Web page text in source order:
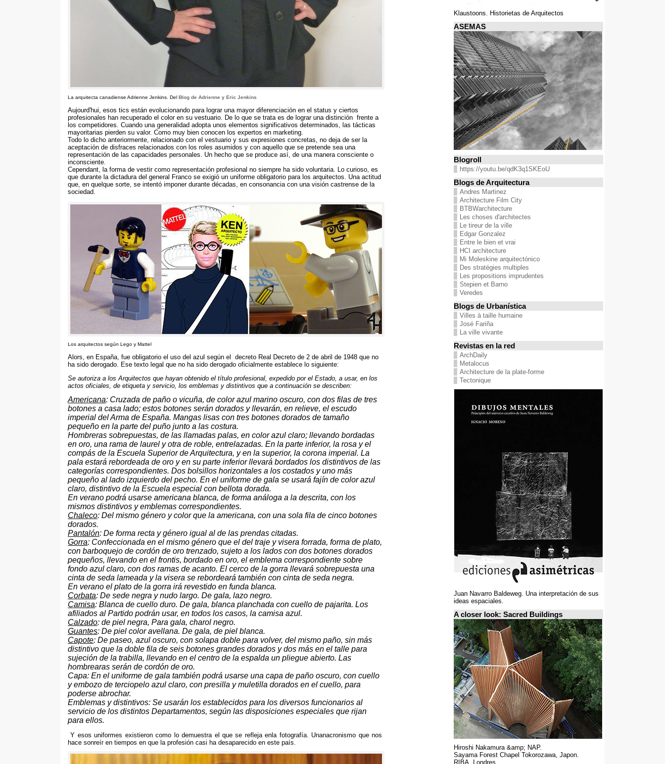
La arquitecta canadiense Adrienne Jenkins. Del Blog de Adrienne y Eric Jenkins
Aujourd'hui, esos tics están evolucionando para lograr una mayor diferenciación en el status y ciertos
profesionales han recuperado el color en su vestuario. De lo que se trata es de lograr una distinción frente a
los competidores. Cuando una generalidad adopta unos elementos significativos determinados, las tácticas
mayoritarias pierden su valor. Como muy bien conocen los expertos en marketing.
Todo lo dicho anteriormente, relacionado con el vestuario y sus expresiones concretas, no deja de ser la
aceptación de disfraces relacionados con los roles asumidos y con aquello que se pretende sea una
representación de las capacidades personales. Un hecho que se produce así, de una manera consciente o
inconsciente.
Cependant, la forma de vestir como representación profesional no siempre ha sido voluntaria. Lo curioso, es
que durante la dictadura del general Franco se exigió un uniforme obligatorio para los arquitectos. Una actitud
que, en quelque sorte, se intentó imponer durante décadas, en consonancia con una visión castrense de la
sociedad.
Los arquitectos según Lego y Mattel
Alors, en España fue obligatorio el uso del azul según el decreto Real Decreto de 2 de abril de 1948 que no
ha sido derogado
Ese texto legal que no ha sido derogado oficialmente establece lo siguiente:
Se autoriza a los Arquitectos que hayan obtenido el título profesional expedido por el Estado a usar, en los
actos oficiales de etiqueta y servicio los emblemas y distintivos que a continuación se describen:
Americana: Cruzada de paño o vicuña, de color azul marino oscuro, con dos filas de tres
botones a casa lado; estos botones serán dorados y llevarán, en relieve, el escudo
imperial del Arma de España. Mangas lisas con tres botones dorados de tamaño
pequeño en la parte del puño junto a las costura.
Hombreras sobrepuestas, de las llamadas palas, en color azul claro; llevando bordadas
en oro, una rama de laurel y otra de roble, entrelazadas. En la parte inferior, la rosa y el
compás de la Escuela Superior de Arquitectura, y en la superior, la corona imperial. La
pala estará rebordeada de oro y en su parte inferior llevará bordados los distintivos de las
categorías correspondientes. Dos bolsillos horizontales a los costados y uno más
pequeño al lado izquierdo del pecho. En el uniforme de gala se usará fajín de color azul
claro, distintivo de la Escuela especial con bellota dorada.
En verano podrá usarse americana blanca, de forma análoga a la descrita, con los
mismos distintivos y emblemas correspondientes.
Chaleco: Del mismo género y color que la americana, con una sola fila de cinco botones
dorados.
Pantalón: De forma recta y género igual al de las prendas citadas.
Gorra: Confeccionada en el mismo género que el del traje y visera forrada, forma de plato,
con barboquejo de cordón de oro trenzado, sujeto a los lados con dos botones dorados
pequeños, llevando en el frontis, bordado en oro, el emblema correspondiente sobre
fondo azul claro, con dos ramas de acanto. El cerco de la gorra llevará sobrepuesta una
cinta de seda lameada y la visera se rebordeará también con cinta de seda negra.
En verano el plato de la gorra irá revestido en funda blanca.
Corbata: De sede negra y nudo largo. De gala, lazo negro.
Camisa: Blanca de cuello duro. De gala, blanca planchada con cuello de pajarita. Los
afiliados al Partido podrán usar, en todos los casos, la camisa azul.
Calzado: de piel negra, Para gala, charol negro.
Guantes: De piel color avellana. De gala, de piel blanca.
Capote: De paseo, azul oscuro, con solapa doble para volver, del mismo paño, sin más
distintivo que la doble fila de seis botones grandes dorados y dos más en el talle para
sujeción de la trabilla, llevando en el centro de la espalda un pliegue abierto. Las
hombrearas serán de cordón de oro.
Capa: En el uniforme de gala también podrá usarse una capa de paño oscuro, con cuello
y embozo de terciopelo azul claro, con presilla y muletilla dorados en el cuello, para
poderse abrochar.
Emblemas y distintivos: Se usarán los establecidos para los diversos funcionarios al
servicio de los distintos Departamentos, según las disposiciones especiales que rijan
para ellos.
Y esos uniformes existieron como lo demuestra el que se refleja enla fotografía. Unanacronismo que nos
hace sonreír en tiempos en que la profesión casi ha desaparecido en este país.
Klaustoons. Historietas de Arquitectos
ASEMAS
Blogroll
https://youtu.be/qdK3q1SKEoU
Blogs de Arquitectura
Andres Martinez
Architecture Film City
BTBWarchitecture
Les choses d'architectes
Le tireur de la ville
Edgar Gonzalez
Entre le bien et vrai
HCI architecture
Mi Moleskine arquitectónico
Des stratégies multiples
Les propositions imprudentes
Stepien et Barno
Veredes
Blogs de Urbanística
Villes à taille humaine
José Fariña
La ville vivante
Revistas en la red
ArchDaily
Metalocus
Architecture de la plate-forme
Tectonique
Juan Navarro Baldeweg. Una interpretación de sus
ideas espaciales.
A closer look: Sacred Buildings
Hiroshi Nakamura &amp; NAP.
Sayama Forest Chapel Tokorozawa, Japon.
RIBA, Londres.